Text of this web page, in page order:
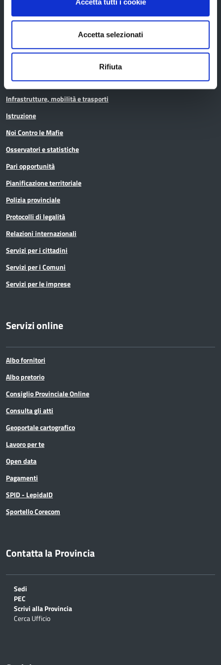
Accetta tutti i cookie
Accetta selezionati
Rifiuta
Aree tematiche
Archivio
Conferenza Territoriale Sociale e Sanitaria (CTSS)
Infrastrutture, mobilità e trasporti
Istruzione
Noi Contro le Mafie
Osservatori e statistiche
Pari opportunità
Pianificazione territoriale
Polizia provinciale
Protocolli di legalità
Relazioni internazionali
Servizi per i cittadini
Servizi per i Comuni
Servizi per le imprese
Servizi online
Albo fornitori
Albo pretorio
Consiglio Provinciale Online
Consulta gli atti
Geoportale cartografico
Lavoro per te
Open data
Pagamenti
SPID - LepidaID
Sportello Corecom
Contatta la Provincia
Sedi
PEC
Scrivi alla Provincia
Cerca Ufficio